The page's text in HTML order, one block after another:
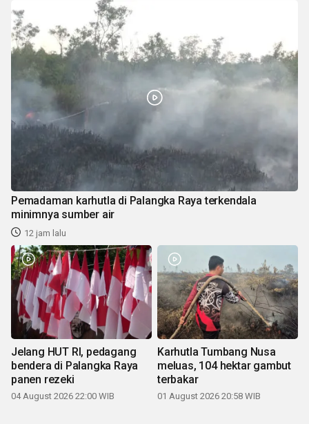
Pemadaman karhutla di Palangka Raya terkendala
minimnya sumber air
12 jam lalu
Jelang HUT RI, pedagang
bendera di Palangka Raya
panen rezeki
04 August 2026 22:00 WIB
Karhutla Tumbang Nusa
meluas, 104 hektar gambut
terbakar
01 August 2026 20:58 WIB